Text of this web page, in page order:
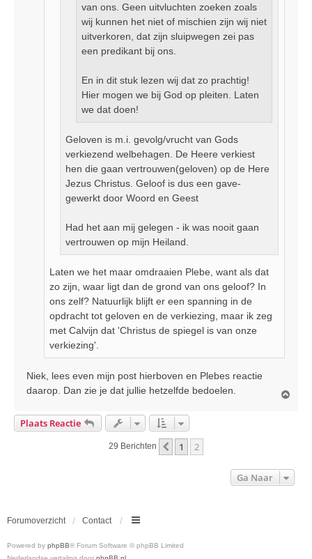
van ons. Geen uitvluchten zoeken zoals
wij kunnen het niet of mischien zijn wij niet
uitverkoren, dat zijn sluipwegen zei pas
een predikant bij ons.
En in dit stuk lezen wij dat zo prachtig!
Hier mogen we bij God op pleiten. Laten
we dat doen!
Geloven is m.i. gevolg/vrucht van Gods
verkiezend welbehagen. De Heere verkiest
hen die gaan vertrouwen(geloven) op de Here
Jezus Christus. Geloof is dus een gave-
gewerkt door Woord en Geest
Had het aan mij gelegen - ik was nooit gaan
vertrouwen op mijn Heiland.
Laten we het maar omdraaien Plebe, want als dat
zo zijn, waar ligt dan de grond van ons geloof? In
ons zelf? Natuurlijk blijft er een spanning in de
opdracht tot geloven en de verkiezing, maar ik zeg
met Calvijn dat 'Christus de spiegel is van onze
verkiezing'.
Niek, lees even mijn post hierboven en Plebes reactie
daarop. Dan zie je dat jullie hetzelfde bedoelen.
Plaats Reactie
29 Berichten Vorige
1 2
Ga Naar
Forumoverzicht Contact
Powered by phpBB® Forum Software © phpBB Limited